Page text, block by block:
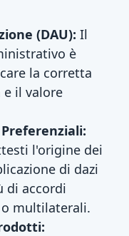
(DAU): Il
è
la corretta
il valore
l'origine dei
di dazi
di accordi
multilaterali.